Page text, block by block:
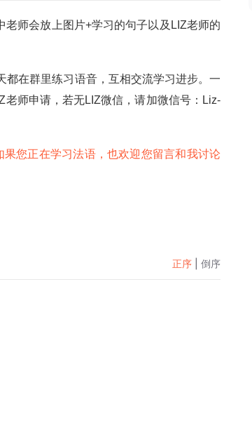
师会放上图片+学习的句子以及LIZ老师的
都在群里练习语音，互相交流学习进步。一
师申请，若无LIZ微信，请加微信号：Liz-
您正在学习法语，也欢迎您留言和我讨论
正序 倒序